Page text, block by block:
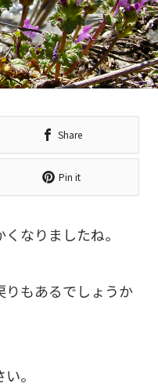
Share
Pin it
なりましたね。
りもあるでしょうか
。